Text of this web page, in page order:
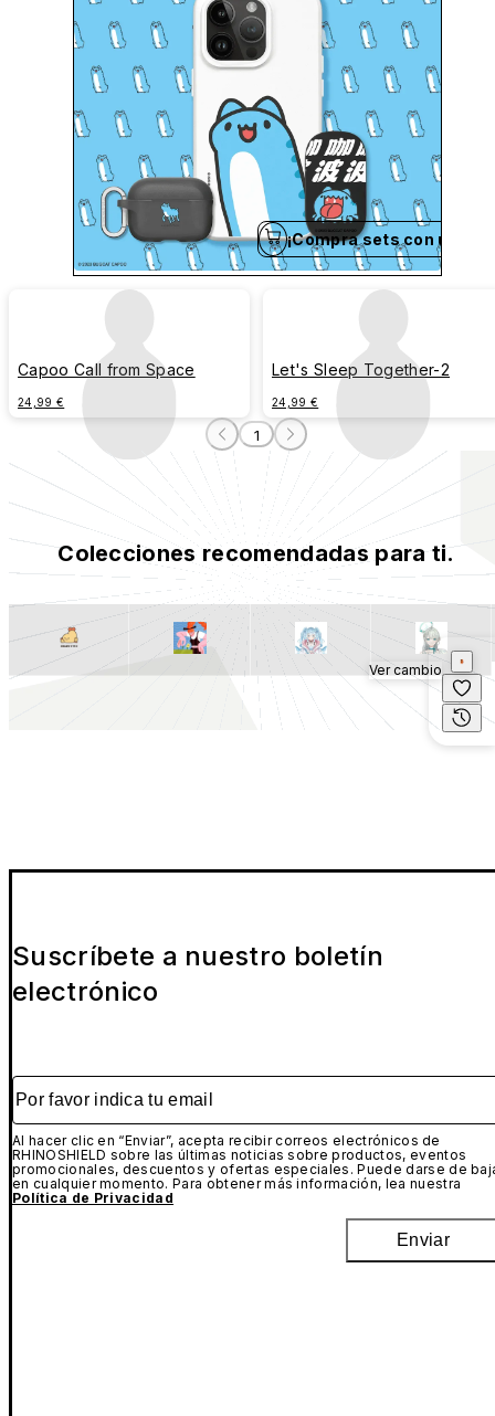
¡Compra sets con un
Capoo Call from Space
24,99 €
Let's Sleep Together-2
24,99 €
1
Colecciones recomendadas para ti.
Ver cambio
Suscríbete a nuestro boletín
electrónico
Por favor indica tu email
Al hacer clic en “Enviar”, acepta recibir correos electrónicos de
RHINOSHIELD sobre las últimas noticias sobre productos, eventos
promocionales, descuentos y ofertas especiales. Puede darse de
en cualquier momento. Para obtener más información, lea nuestra
Política de Privacidad
Enviar